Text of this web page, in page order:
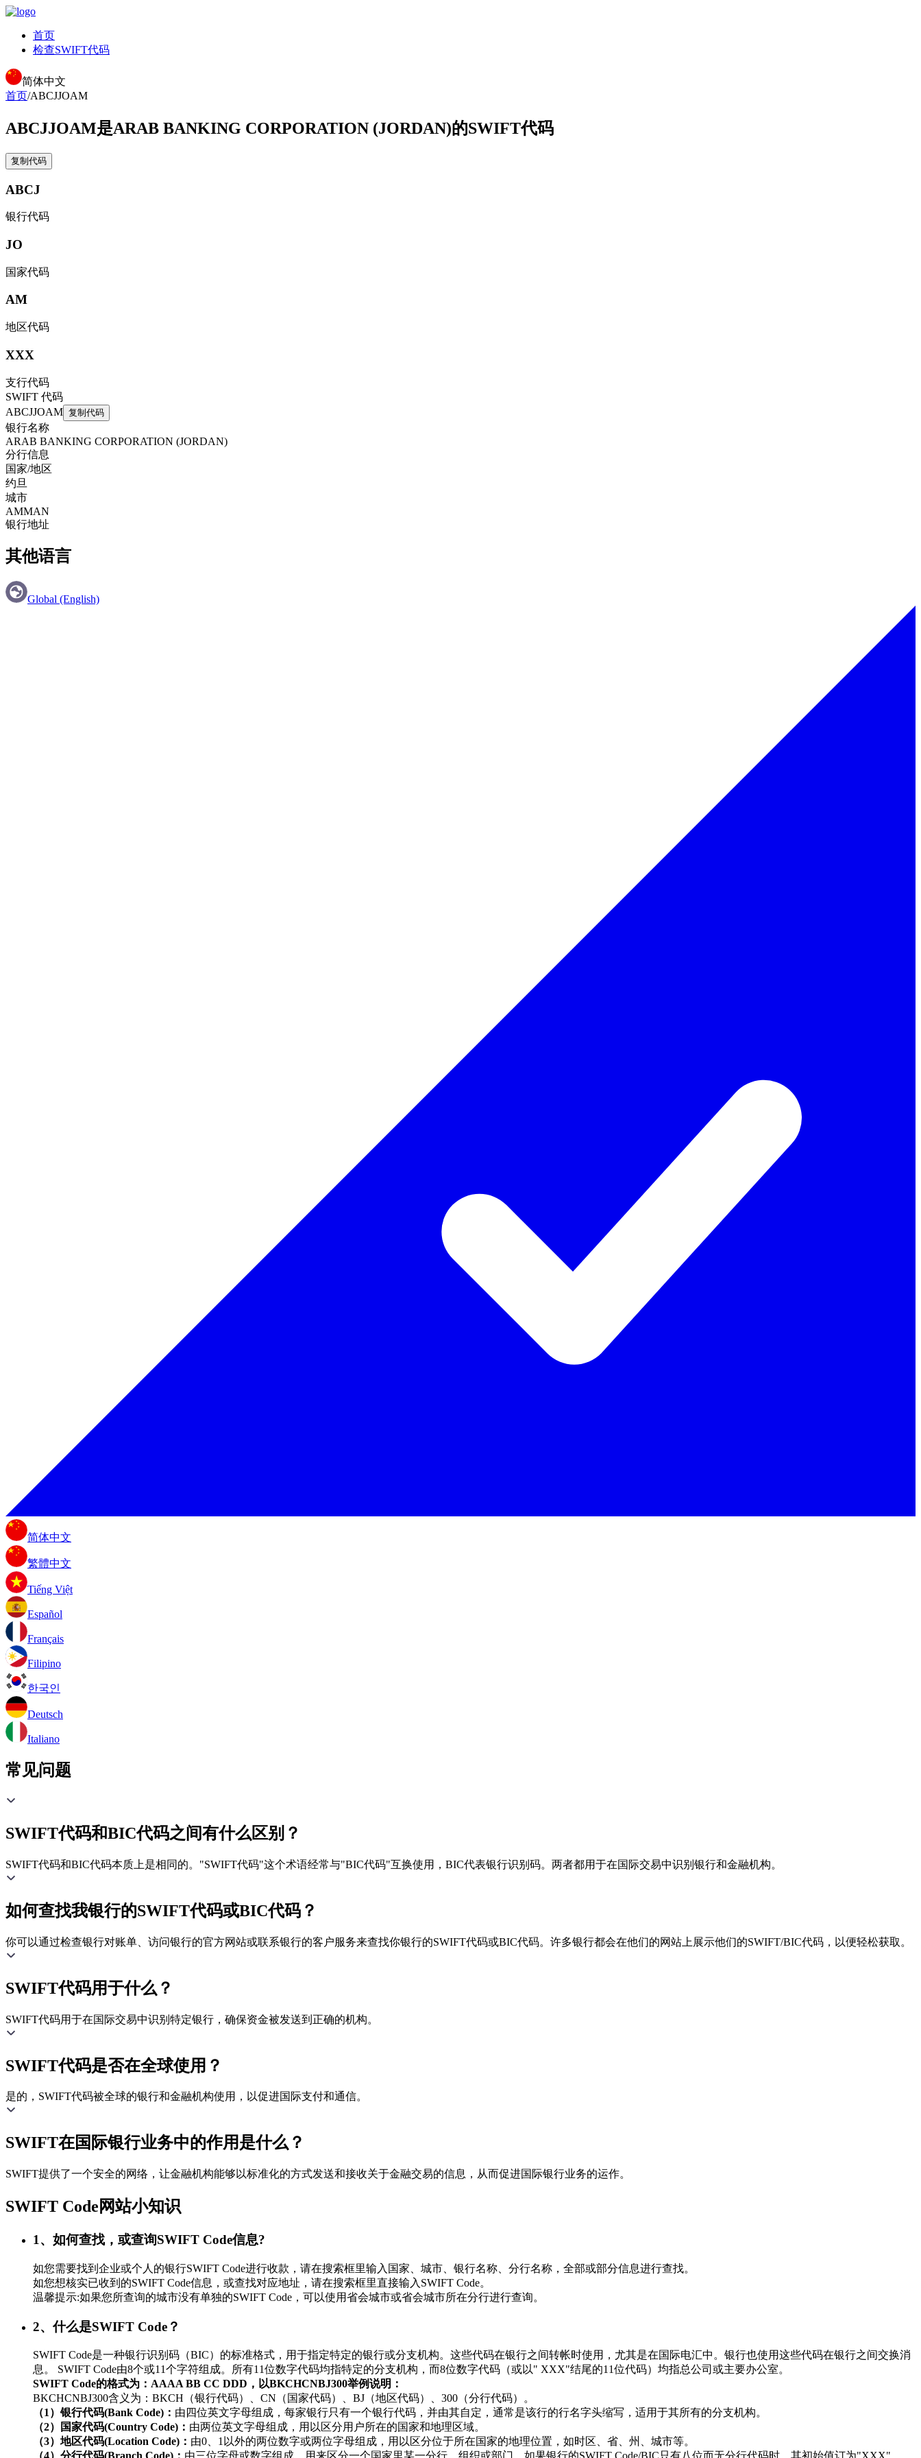
首页
检查SWIFT代码
简体中文
首页/ABCJJOAM
ABCJJOAM是ARAB BANKING CORPORATION (JORDAN)的SWIFT代码
复制代码
ABCJ
银行代码
JO
国家代码
AM
地区代码
XXX
支行代码
SWIFT 代码
ABCJJOAM 复制代码
银行名称
ARAB BANKING CORPORATION (JORDAN)
分行信息
国家/地区
约旦
城市
AMMAN
银行地址
其他语言
Global (English)
简体中文
繁體中文
Tiếng Việt
Español
Français
Filipino
한국인
Deutsch
Italiano
常见问题
SWIFT代码和BIC代码之间有什么区别？
SWIFT代码和BIC代码本质上是相同的。"SWIFT代码"这个术语经常与"BIC代码"互换使用，BIC代表银行识别码。两者都用于在国际交易中识别银行和金融机构。
如何查找我银行的SWIFT代码或BIC代码？
你可以通过检查银行对账单、访问银行的官方网站或联系银行的客户服务来查找你银行的SWIFT代码或BIC代码。许多银行都会在他们的网站上展示他们的SWIFT/BIC代码，以便轻松获取。
SWIFT代码用于什么？
SWIFT代码用于在国际交易中识别特定银行，确保资金被发送到正确的机构。
SWIFT代码是否在全球使用？
是的，SWIFT代码被全球的银行和金融机构使用，以促进国际支付和通信。
SWIFT在国际银行业务中的作用是什么？
SWIFT提供了一个安全的网络，让金融机构能够以标准化的方式发送和接收关于金融交易的信息，从而促进国际银行业务的运作。
SWIFT Code网站小知识
1、如何查找，或查询SWIFT Code信息?
如您需要找到企业或个人的银行SWIFT Code进行收款，请在搜索框里输入国家、城市、银行名称、分行名称，全部或部分信息进行查找。
如您想核实已收到的SWIFT Code信息，或查找对应地址，请在搜索框里直接输入SWIFT Code。
温馨提示:如果您所查询的城市没有单独的SWIFT Code，可以使用省会城市或省会城市所在分行进行查询。
2、什么是SWIFT Code？
SWIFT Code是一种银行识别码（BIC）的标准格式，用于指定特定的银行或分支机构。这些代码在银行之间转帐时使用，尤其是在国际电汇中。银行也使用这些代码在银行之间交换消
息。 SWIFT Code由8个或11个字符组成。所有11位数字代码均指特定的分支机构，而8位数字代码（或以" XXX"结尾的11位代码）均指总公司或主要办公室。
SWIFT Code的格式为：AAAA BB CC DDD，以BKCHCNBJ300举例说明：
BKCHCNBJ300含义为：BKCH（银行代码）、CN（国家代码）、BJ（地区代码）、300（分行代码）。
（1）银行代码(Bank Code)： 由四位英文字母组成，每家银行只有一个银行代码，并由其自定，通常是该行的行名字头缩写，适用于其所有的分支机构。
（2）国家代码(Country Code)： 由两位英文字母组成，用以区分用户所在的国家和地理区域。
（3）地区代码(Location Code)： 由0、1以外的两位数字或两位字母组成，用以区分位于所在国家的地理位置，如时区、省、州、城市等。